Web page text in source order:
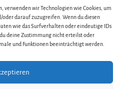
verwenden wir Technologien wie Cookies, um
darauf zuzugreifen. Wenn du diesen
wie das Surfverhalten oder eindeutige IDs
deine Zustimmung nicht erteilst oder
und Funktionen beeinträchtigt werden.